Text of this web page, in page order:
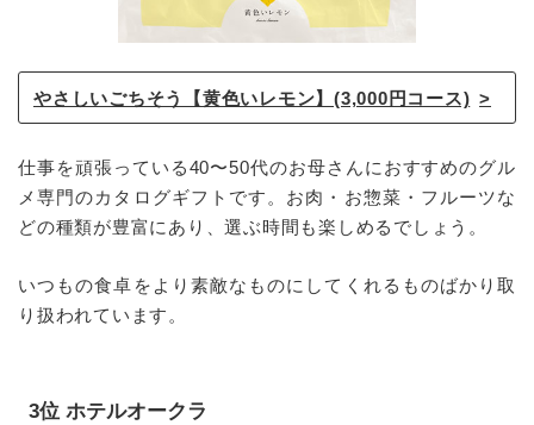
やさしいごちそう【黄色いレモン】(3,000円コース)
仕事を頑張っている40〜50代のお母さんにおすすめのグル
メ専門のカタログギフトです。お肉・お惣菜・フルーツな
どの種類が豊富にあり、選ぶ時間も楽しめるでしょう。
いつもの食卓をより素敵なものにしてくれるものばかり取
り扱われています。
3位 ホテルオークラ